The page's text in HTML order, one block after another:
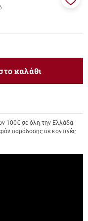
καλάθι
100€ σε όλη την Ελλάδα
παράδοσης σε κοντινές